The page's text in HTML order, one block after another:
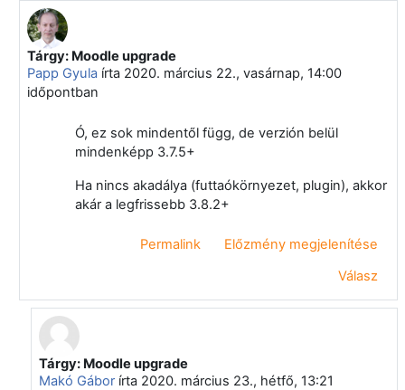
Válasz erre: Makó Gábor
Tárgy: Moodle upgrade
Papp Gyulaírta 2020. március 22., vasárnap, 14:00
időpontban
Ó, ez sok mindentől függ, de verzión belül
mindenképp 3.7.5+
Ha nincs akadálya (futtaókörnyezet, plugin), akkor
akár a legfrissebb 3.8.2+
Permalink
Előzmény megjelenítése
Válasz
Válasz erre: Papp Gyula
Tárgy: Moodle upgrade
Makó Gáborírta 2020. március 23., hétfő, 13:21